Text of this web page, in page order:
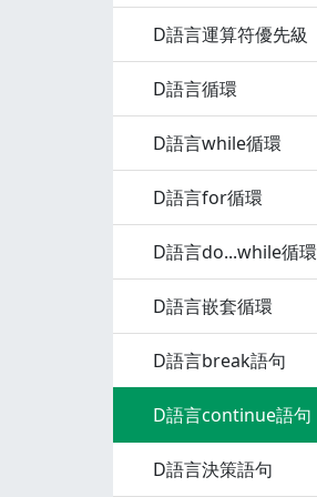
D語言運算符優先級
D語言循環
D語言while循環
D語言for循環
D語言do...while循環
D語言嵌套循環
D語言break語句
D語言continue語句
D語言決策語句